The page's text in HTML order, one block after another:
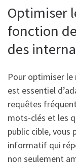
Optimiser
fonction
des
Pour optimiser
est essentiel
requêtes
mots-clés et les
public cible, vous
informatif qui
non seulement